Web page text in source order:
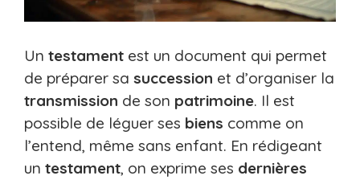
Un testament est un document qui permet
de préparer sa succession et d’organiser la
transmission de son patrimoine. Il est
possible de léguer ses biens comme on
l’entend, même sans enfant. En rédigeant
un testament, on exprime ses dernières